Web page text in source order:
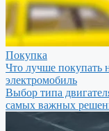
Покупка
Что лучше покупать
электромобиль
Выбор типа
самых важных